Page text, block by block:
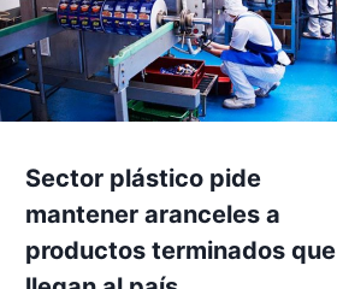
Sector plástico pide
mantener aranceles a
productos terminados que